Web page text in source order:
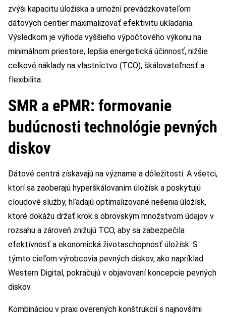
zvýši kapacitu úložiska a umožní prevádzkovateľom
dátových centier maximalizovať efektivitu ukladania.
Výsledkom je výhoda vyššieho výpočtového výkonu na
minimálnom priestore, lepšia energetická účinnosť, nižšie
celkové náklady na vlastníctvo (TCO), škálovateľnosť a
flexibilita.
SMR a ePMR: formovanie
budúcnosti technológie pevných
diskov
Dátové centrá získavajú na význame a dôležitosti. A všetci,
ktorí sa zaoberajú hyperškálovaním úložísk a poskytujú
cloudové služby, hľadajú optimalizované riešenia úložísk,
ktoré dokážu držať krok s obrovským množstvom údajov v
rozsahu a zároveň znižujú TCO, aby sa zabezpečila
efektívnosť a ekonomická životaschopnosť úložísk. S
týmto cieľom výrobcovia pevných diskov, ako napríklad
Western Digital, pokračujú v objavovaní koncepcie pevných
diskov.
Kombináciou v praxi overených konštrukcií s najnovšími